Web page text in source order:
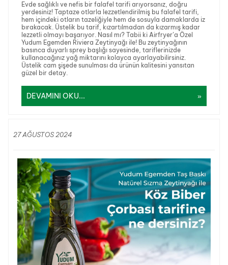
Evde sağlıklı ve nefis bir falafel tarifi arıyorsanız, doğru
yerdesiniz! Taptaze otlarla lezzetlendirilmiş bu falafel tarifi,
hem içindeki otların tazeliğiyle hem de sosuyla damaklarda iz
bırakacak. Üstelik bu tarif, kızartılmadan da kızarmış kadar
lezzetli olmayı başarıyor. Nasıl mı? Tabii ki Airfryer’a Özel
Yudum Egemden Riviera Zeytinyağı ile! Bu zeytinyağının
basınca duyarlı sprey başlığı sayesinde, tariflerinizde
kullanacağınız yağ miktarını kolayca ayarlayabilirsiniz.
Üstelik cam şişede sunulması da ürünün kalitesini yansıtan
güzel bir detay.
DEVAMINI OKU...
27 AĞUSTOS 2024